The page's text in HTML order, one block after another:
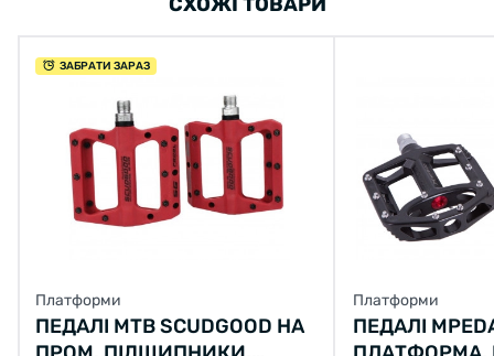
ЗАБРАТИ ЗАРАЗ
Платформи
ПЕДАЛІ MTB SCUDGOOD НА
Платформи
ПЕДАЛІ